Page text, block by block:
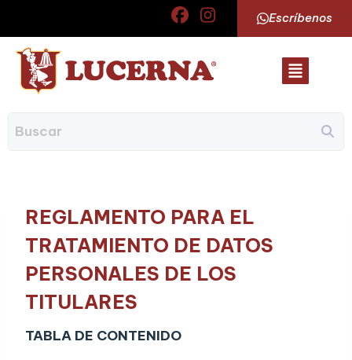
Escríbenos
REGLAMENTO PARA EL
TRATAMIENTO DE DATOS
PERSONALES DE LOS
TITULARES
TABLA DE CONTENIDO